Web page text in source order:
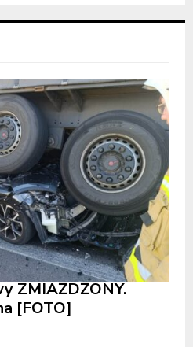
ZMIAŻDŻONY.
[FOTO]